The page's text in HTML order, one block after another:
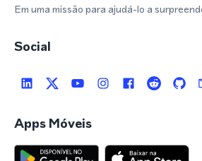
Em uma missão para ajudá-lo a
Social
Apps Móveis